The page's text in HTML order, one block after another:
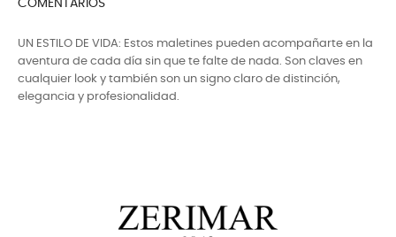
COMENTARIOS
UN ESTILO DE VIDA: Estos maletines pueden acompañarte en la
aventura de cada día sin que te falte de nada. Son claves en
cualquier look y también son un signo claro de distinción,
elegancia y profesionalidad.